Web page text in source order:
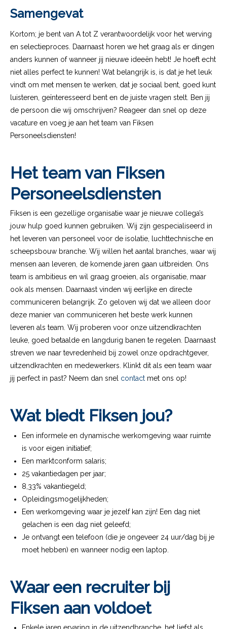
Samengevat
Kortom; je bent van A tot Z verantwoordelijk voor het werving
en selectieproces. Daarnaast horen we het graag als er dingen
anders kunnen of wanneer jij nieuwe ideeën hebt! Je hoeft echt
niet alles perfect te kunnen! Wat belangrijk is, is dat je het leuk
vindt om met mensen te werken, dat je sociaal bent, goed kunt
luisteren, geïnteresseerd bent en de juiste vragen stelt. Ben jij
de persoon die wij omschrijven? Reageer dan snel op deze
vacature en voeg je aan het team van Fiksen
Personeelsdiensten!
Het team van Fiksen
Personeelsdiensten
Fiksen is een gezellige organisatie waar je nieuwe collega’s
jouw hulp goed kunnen gebruiken. Wij zijn gespecialiseerd in
het leveren van personeel voor de isolatie, luchttechnische en
scheepsbouw branche. Wij willen het aantal branches, waar wij
mensen aan leveren, de komende jaren gaan uitbreiden. Ons
team is ambitieus en wil graag groeien, als organisatie, maar
ook als mensen. Daarnaast vinden wij eerlijke en directe
communiceren belangrijk. Zo geloven wij dat we alleen door
deze manier van communiceren het beste werk kunnen
leveren als team. Wij proberen voor onze uitzendkrachten
leuke, goed betaalde en langdurig banen te regelen. Daarnaast
streven we naar tevredenheid bij zowel onze opdrachtgever,
uitzendkrachten en medewerkers. Klinkt dit als een team waar
jij perfect in past? Neem dan snel contact met ons op!
Wat biedt Fiksen jou?
Een informele en dynamische werkomgeving waar ruimte
is voor eigen initiatief;
Een marktconform salaris;
25 vakantiedagen per jaar;
8,33% vakantiegeld;
Opleidingsmogelijkheden;
Een werkomgeving waar je jezelf kan zijn! Een dag niet
gelachen is een dag niet geleefd;
Je ontvangt een telefoon (die je ongeveer 24 uur/dag bij je
moet hebben) en wanneer nodig een laptop.
Waar een recruiter bij
Fiksen aan voldoet